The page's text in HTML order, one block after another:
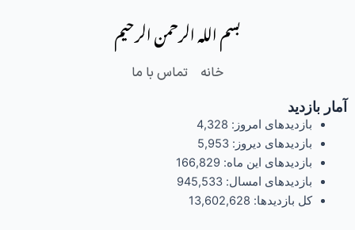
بسم الله الرحمن الرحیم
خانه تماس با ما
آمار بازدید
بازدیدهای امروز: 4,328
بازدیدهای دیروز: 5,953
بازدیدهای این ماه: 166,829
بازدیدهای امسال: 945,533
کل بازدیدها: 13,602,628